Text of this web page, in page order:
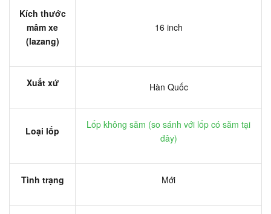
Kích thước
mâm xe
(lazang)
16 inch
Xuất xứ Hàn Quốc
Loại lốp
Lốp không săm (so sánh với lốp có săm tại
đây)
Tình trạng Mới